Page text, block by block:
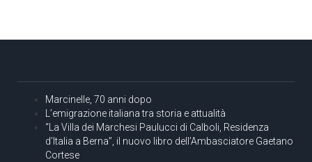
Marcinelle, 70 anni dopo
L’emigrazione italiana tra storia e attualità
“La Villa dei Marchesi Paulucci di Calboli, Residenza
d’Italia a Berna”, il nuovo libro dell’Ambasciatore Gaetano
Cortese